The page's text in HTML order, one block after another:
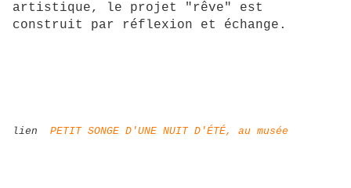
artistique, le projet "rêve" est
construit par réflexion et échange.
lien PETIT SONGE D'UNE NUIT D'ÉTÉ, au musée